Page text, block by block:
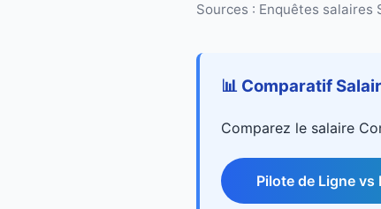
Sources : Enquêtes
📊 Comparatif
Comparez le salaire
Pilote de Ligne